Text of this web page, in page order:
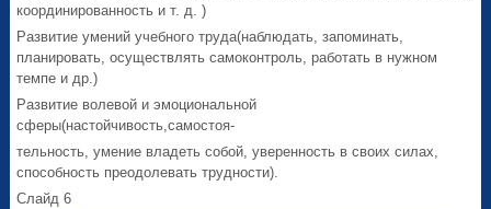
координированность и т. д. )
Развитие умений учебного труда(наблюдать, запоминать,
планировать, осуществлять самоконтроль, работать в нужном
темпе и др.)
Развитие волевой и эмоциональной
сферы(настойчивость,самостоя-
тельность, умение владеть собой, уверенность в своих силах,
способность преодолевать трудности).
Слайд 6